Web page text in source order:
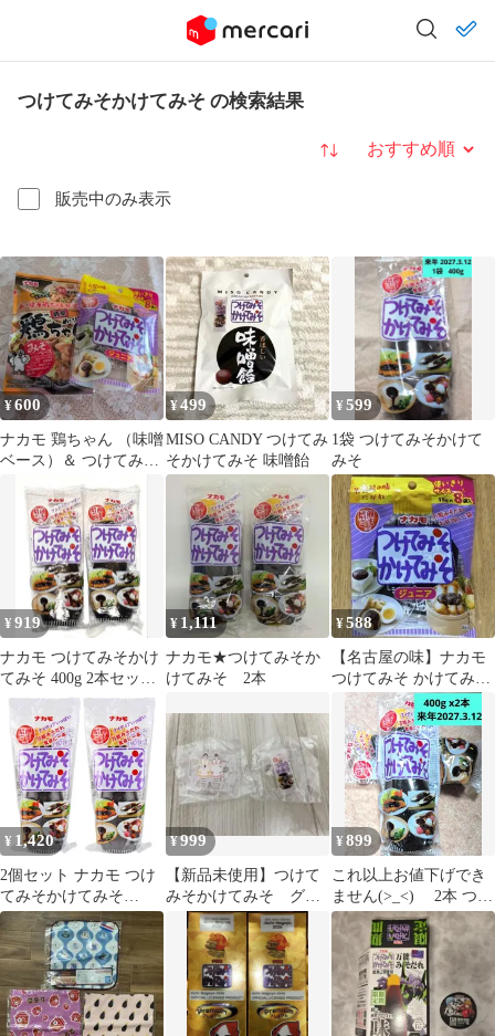
つけてみそかけてみそ の検索結果
販売中のみ表示
並び替え
¥600
ナカモ 鶏ちゃん （味噌
ベース）＆ つけてみそ
かけてみそ セット 2
袋セット
¥499
MISO CANDY つけてみ
そかけてみそ 味噌飴
¥599
1袋 つけてみそかけて
みそ
¥919
ナカモ つけてみそかけ
てみそ 400g 2本セット
賞味期限207.2.4
¥ 1,111
ナカモ★つけてみそか
けてみそ 2本
¥588
【名古屋の味】ナカモ
つけてみそ かけてみそ
ジュニア 15g×8袋
¥ 1,420
2個セット ナカモ つけ
てみそかけてみそ
400g 味噌風味 愛知
南倉庫
¥999
【新品未使用】つけて
みそかけてみそ グッ
ズ アクリル バッ
ジ 名古屋 限定
¥899
これ以上お値下げでき
ません(>_<) 2本 つけ
てみそかけてみそ 400
ｇ